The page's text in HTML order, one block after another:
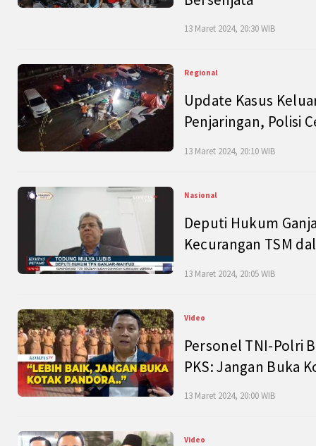
13 Maret 2024, 20:30 WIB
Regional
Update Kasus
Penjaringan, Polisi
13 Maret 2024, 20:10 WIB
Nasional
Deputi Hukum
Kecurangan TSM
13 Maret 2024, 20:05 WIB
Video
Personel TNI-Polri
PKS: Jangan Buka
13 Maret 2024, 20:00 WIB
Video